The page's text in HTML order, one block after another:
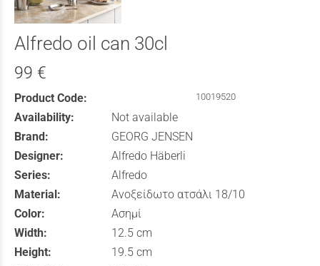
Alfredo oil can 30cl
99 €
Product Code: 10019520
Availability:
Not available
Brand:
GEORG JENSEN
Designer:
Alfredo Häberli
Series:
Alfredo
Material:
Ανοξείδωτο ατσάλι 18/10
Color:
Ασημί
Width:
12.5 cm
Height:
19.5 cm